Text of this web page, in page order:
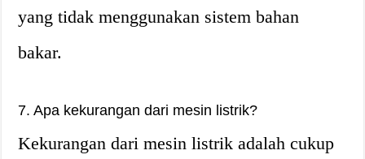
yang tidak menggunakan sistem bahan
bakar.
7. Apa kekurangan dari mesin listrik?
Kekurangan dari mesin listrik adalah cukup